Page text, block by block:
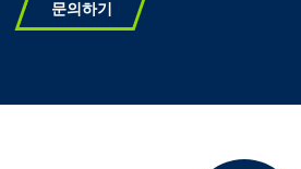
문의하기